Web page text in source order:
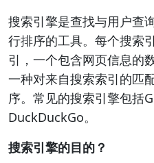
搜索引擎是查找与用户查
行排序的工具。每个搜索
引，一个包含网页信息的
一种对来自搜索索引的匹
序。常见的搜索引擎包括
DuckDuckGo。
搜索引擎的目的？